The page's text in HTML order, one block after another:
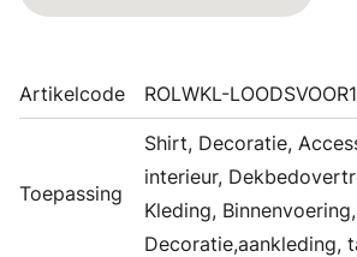
Artikelcode ROLWKL-LOODSVOOR1
Toepassing
Shirt, Decoratie,
interieur,
Kleding, Binnenvoering,
Decoratie,aankleding,